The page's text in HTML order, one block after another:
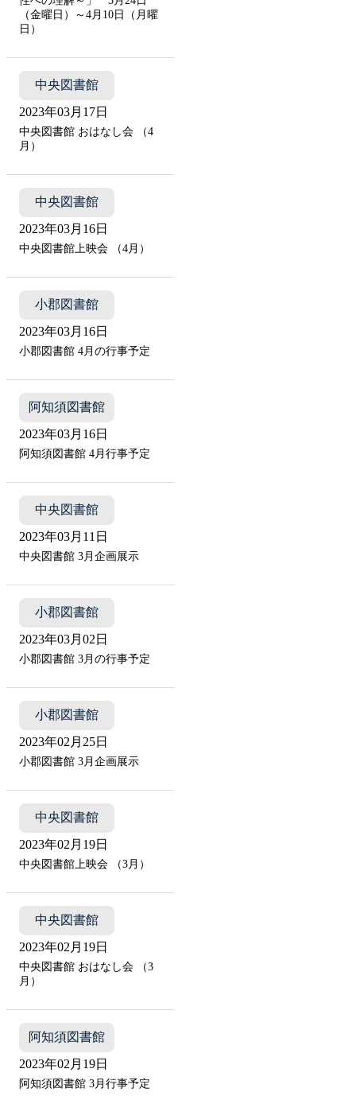
（金曜日）～4月10日（月曜
日）
中央図書館
2023年03月17日
中央図書館 おはなし会 （4
月）
中央図書館
2023年03月16日
中央図書館上映会 （4月）
小郡図書館
2023年03月16日
小郡図書館 4月の行事予定
阿知須図書館
2023年03月16日
阿知須図書館 4月行事予定
中央図書館
2023年03月11日
中央図書館 3月企画展示
小郡図書館
2023年03月02日
小郡図書館 3月の行事予定
小郡図書館
2023年02月25日
小郡図書館 3月企画展示
中央図書館
2023年02月19日
中央図書館上映会 （3月）
中央図書館
2023年02月19日
中央図書館 おはなし会 （3
月）
阿知須図書館
2023年02月19日
阿知須図書館 3月行事予定